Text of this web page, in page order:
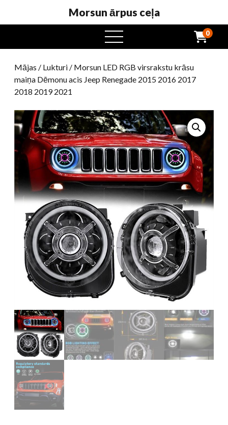
Morsun ārpus ceļa
atvērta
ēdienkarte
0
Mājas / Lukturi / Morsun LED RGB virsrakstu krāsu
maiņa Dēmonu acis Jeep Renegade 2015 2016 2017
2018 2019 2021